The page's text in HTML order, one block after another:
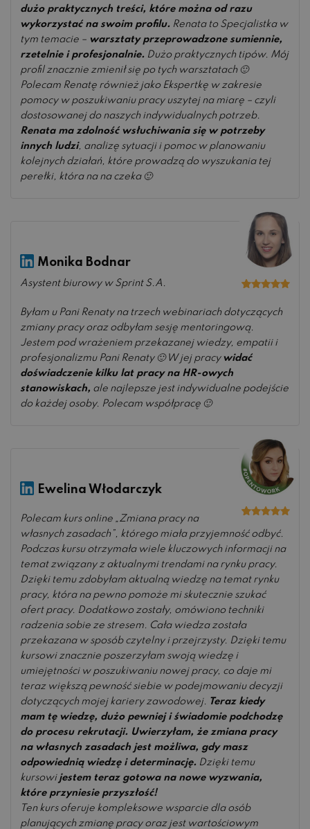
dużo praktycznych treści, które można od razu
wykorzystać na swoim profilu. Renata to Specjalistka w
tym temacie – warsztaty przeprowadzone sumiennie,
rzetelnie i profesjonalnie. Dużo praktycznych tipów. Mój
profil znacznie zmienił się po tych warsztatach 🙂
Polecam Renatę również jako Ekspertkę w zakresie
pomocy w poszukiwaniu pracy uszytej na miarę – czyli
dostosowanej do naszych indywidualnych potrzeb.
Renata ma zdolność wsłuchiwania się w potrzeby
innych ludzi, analizę sytuacji i pomoc w planowaniu
kolejnych działań, które prowadzą do wyszukania tej
perełki, która na na czeka 🙂
Monika Bodnar
Asystent biurowy w Sprint S.A.
Byłam u Pani Renaty na trzech webinariach dotyczących
zmiany pracy oraz odbyłam sesję mentoringową.
Jestem pod wrażeniem przekazanej wiedzy, empatii i
profesjonalizmu Pani Renaty 🙂 W jej pracy widać
doświadczenie kilku lat pracy na HR-owych
stanowiskach, ale najlepsze jest indywidualne podejście
do każdej osoby. Polecam współpracę 🙂
na 5
Ewelina Włodarczyk
Polecam kurs online „Zmiana pracy na
własnych zasadach”, którego miała przyjemność odbyć.
Podczas kursu otrzymała wiele kluczowych informacji na
temat związany z aktualnymi trendami na rynku pracy.
Dzięki temu zdobyłam aktualną wiedzę na temat rynku
pracy, która na pewno pomoże mi skutecznie szukać
ofert pracy. Dodatkowo zostały, omówiono techniki
radzenia sobie ze stresem. Cała wiedza została
przekazana w sposób czytelny i przejrzysty. Dzięki temu
kursowi znacznie poszerzyłam swoją wiedzę i
umiejętności w poszukiwaniu nowej pracy, co daje mi
teraz większą pewność siebie w podejmowaniu decyzji
dotyczących mojej kariery zawodowej. Teraz kiedy
mam tę wiedzę, dużo pewniej i świadomie podchodzę
do procesu rekrutacji. Uwierzyłam, że zmiana pracy
na własnych zasadach jest możliwa, gdy masz
odpowiednią wiedzę i determinację. Dzięki temu
kursowi jestem teraz gotowa na nowe wyzwania,
które przyniesie przyszłość!
Ten kurs oferuje kompleksowe wsparcie dla osób
planujących zmianę pracy oraz jest wartościowym